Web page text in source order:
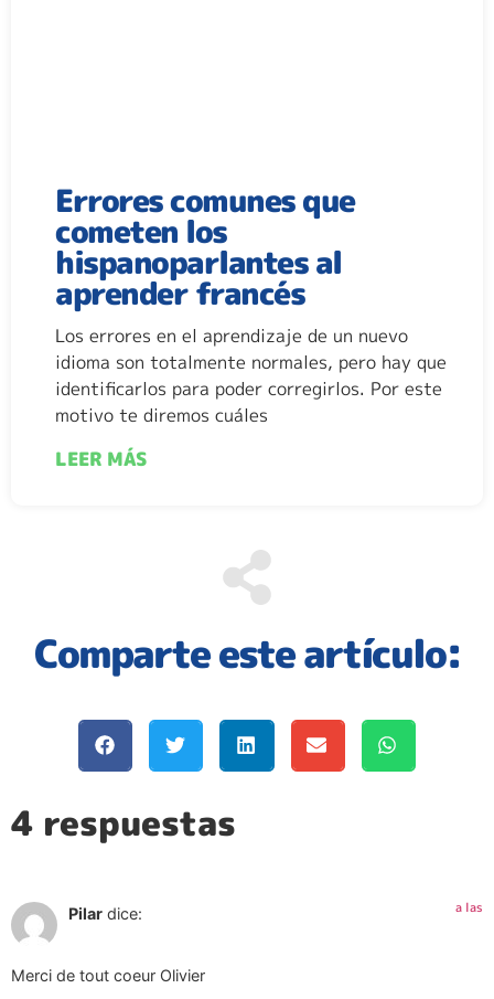
Errores comunes que
cometen los
hispanoparlantes al
aprender francés
Los errores en el aprendizaje de un nuevo
idioma son totalmente normales, pero hay que
identificarlos para poder corregirlos. Por este
motivo te diremos cuáles
LEER MÁS
Comparte este artículo:
4 respuestas
Pilar dice: a las
Merci de tout coeur Olivier